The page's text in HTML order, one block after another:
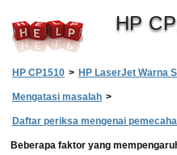
HP
HP CP1510 > HP LaserJet Warna
Mengatasi masalah >
Daftar periksa mengenai
Beberapa faktor yang